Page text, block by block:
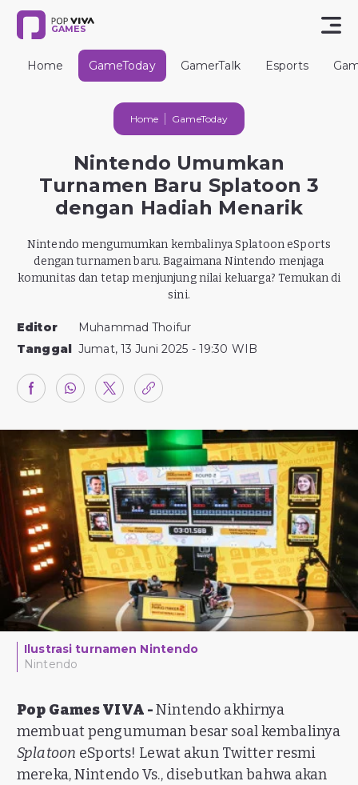
GAMES
Home GameToday GamerTalk Esports
Home GameToday
Nintendo Umumkan
Turnamen Baru Splatoon 3
dengan Hadiah Menarik
Nintendo mengumumkan kembalinya Splatoon eSports
dengan turnamen baru. Bagaimana Nintendo menjaga
komunitas dan tetap menjunjung nilai keluarga? Temukan di
sini.
Editor
Muhammad Thoifur
Tanggal Jumat, 13 Juni 2025 - 19:30 WIB
Ilustrasi turnamen Nintendo
Nintendo
Pop Games VIVA -Nintendo akhirnya
membuat pengumuman besar soal kembalinya
Splatoon eSports! Lewat akun Twitter resmi
mereka, Nintendo Vs., disebutkan bahwa akan